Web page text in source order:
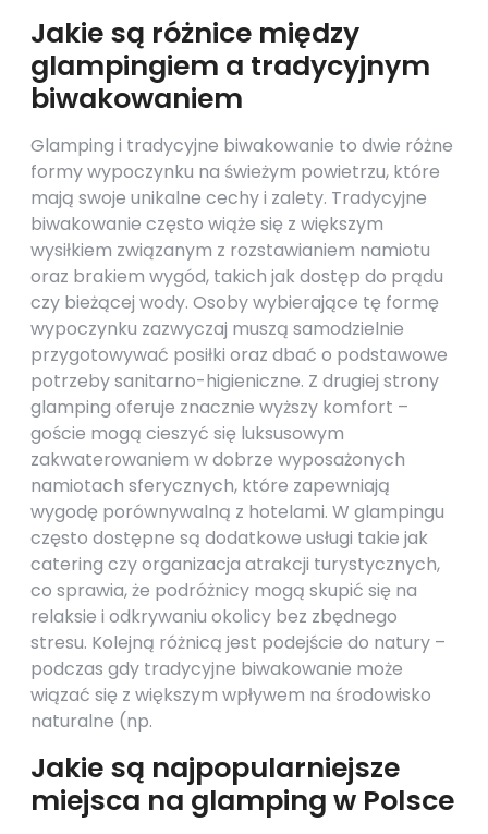
Jakie są różnice między
glampingiem a tradycyjnym
biwakowaniem
Glamping i tradycyjne biwakowanie to dwie różne
formy wypoczynku na świeżym powietrzu, które
mają swoje unikalne cechy i zalety. Tradycyjne
biwakowanie często wiąże się z większym
wysiłkiem związanym z rozstawianiem namiotu
oraz brakiem wygód, takich jak dostęp do prądu
czy bieżącej wody. Osoby wybierające tę formę
wypoczynku zazwyczaj muszą samodzielnie
przygotowywać posiłki oraz dbać o podstawowe
potrzeby sanitarno-higieniczne. Z drugiej strony
glamping oferuje znacznie wyższy komfort –
goście mogą cieszyć się luksusowym
zakwaterowaniem w dobrze wyposażonych
namiotach sferycznych, które zapewniają
wygodę porównywalną z hotelami. W glampingu
często dostępne są dodatkowe usługi takie jak
catering czy organizacja atrakcji turystycznych,
co sprawia, że podróżnicy mogą skupić się na
relaksie i odkrywaniu okolicy bez zbędnego
stresu. Kolejną różnicą jest podejście do natury –
podczas gdy tradycyjne biwakowanie może
wiązać się z większym wpływem na środowisko
naturalne (np.
Jakie są najpopularniejsze
miejsca na glamping w Polsce